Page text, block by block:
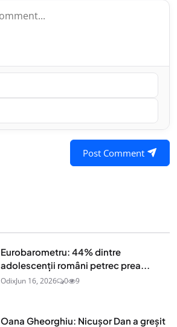
Post Comment
Eurobarometru: 44% dintre
adolescenţii români petrec prea...
OdixJun 16, 2026 0 9
Oana Gheorghiu: Nicușor Dan a greșit